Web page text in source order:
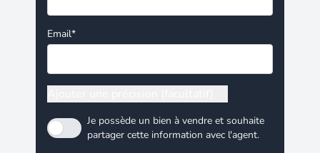
Email*
Je possède un bien à vendre et souhaite
partager cette information avec l'agent.